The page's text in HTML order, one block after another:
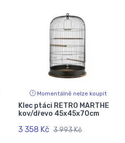
Momentálně nelze koupit
Klec ptáci RETRO MARTHE
kov/dřevo 45x45x70cm
3 358 Kč 3 993 Kč